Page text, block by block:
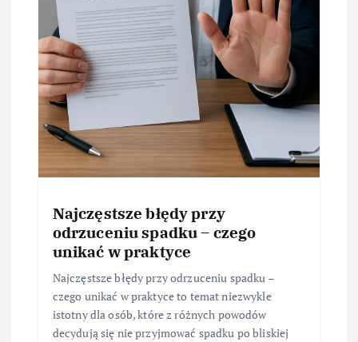
Najczęstsze błędy przy
odrzuceniu spadku – czego
unikać w praktyce
Najczęstsze błędy przy odrzuceniu spadku –
czego unikać w praktyce to temat niezwykle
istotny dla osób, które z różnych powodów
decydują się nie przyjmować spadku po bliskiej